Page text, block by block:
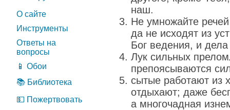
О сайте
Инструменты
Ответы на
вопросы
📱 Обои
📚 Библиотека
💵 Пожертвовать
наш.
Не умножайте
да не исходят из
Бог ведения, и
Лук сильных
препоясываются
сытые работают из
отдыхают; даже
а многочадная